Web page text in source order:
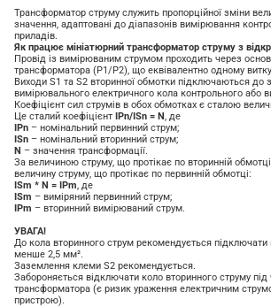
Трансформатор струму служить пропорційної зміни
значення, адаптовані до діапазонів вимірювання
приладів.
Як працює мініатюрний трансформатор струму з
Провід із вимірюваним струмом проходить через
трансформатора (Р1/Р2), що еквівалентно одному
Виходи S1 та S2 вторинної обмотки підключаються до
вимірювального електричного кола контрольного або
Коефіцієнт сил струмів в обох обмотках є сталою
Це сталий коефіцієнт IPn/ISn = N, де
IPn – номінальний первинний струм;
ISn – номінальний вторинний струм;
N – значення трансформації.
За величиною струму, що протікає по вторинній
величину струму, що протікає по первинній обмотці:
ISm * N = IPm, де
ISm – виміряний первинний струм;
IPm – вторинний вимірюваний струм.
УВАГА!
До кола вторинного струм рекомендується підключати
менше 2,5 мм².
Заземлення клеми S2 рекомендується.
Забороняється відключати коло вторинного струму під
трансформатора (є ризик ураження електричним
пристрою).